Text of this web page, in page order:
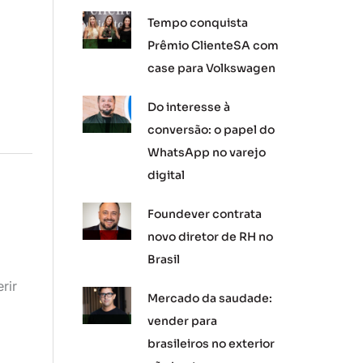
Tempo conquista
Prêmio ClienteSA com
case para Volkswagen
Do interesse à
conversão: o papel do
WhatsApp no varejo
digital
Foundever contrata
novo diretor de RH no
Brasil
Mercado da saudade:
vender para
brasileiros no exterior